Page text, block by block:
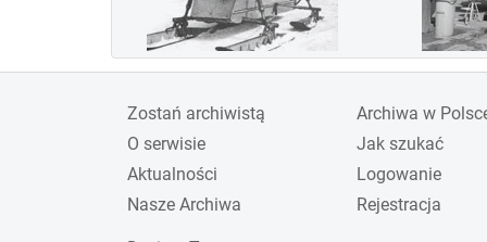
lotnictwa wojskowego w
związku z przewidywana
wojną, nie przejęły roli
gospodarza zawodów,
reaktywowano.
Zostań archiwistą
O serwisie
Aktualności
Nasze Archiwa
Archiwa w
Jak szukać
Logowanie
Rejestracja